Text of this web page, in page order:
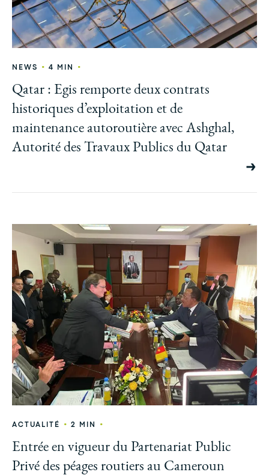
NEWS • 4 MIN •
Qatar : Egis remporte deux contrats
historiques d’exploitation et de
maintenance autoroutière avec Ashghal,
Autorité des Travaux Publics du Qatar
ACTUALITÉ • 2 MIN •
Entrée en vigueur du Partenariat Public
Privé des péages routiers au Cameroun